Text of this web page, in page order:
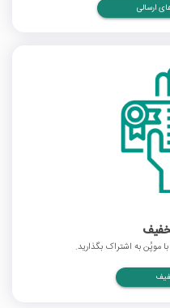
ارسالی
موپُن به اشتراک بگذارید.